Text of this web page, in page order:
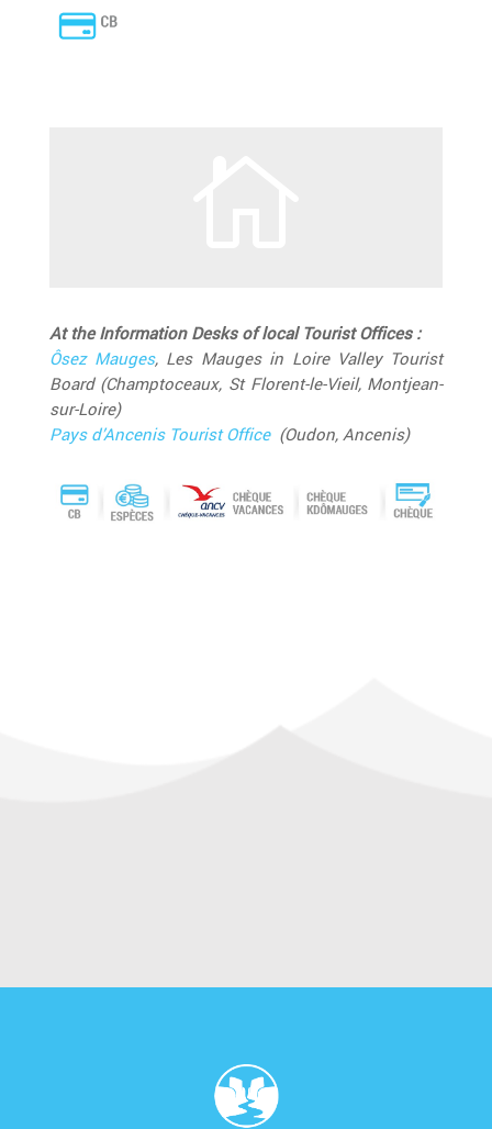
At the Information Desks of local Tourist Offices :
Ôsez Mauges, Les Mauges in Loire Valley Tourist
Board (Champtoceaux, St Florent-le-Vieil, Montjean-
sur-Loire)
Pays d’Ancenis Tourist Office(Oudon, Ancenis)